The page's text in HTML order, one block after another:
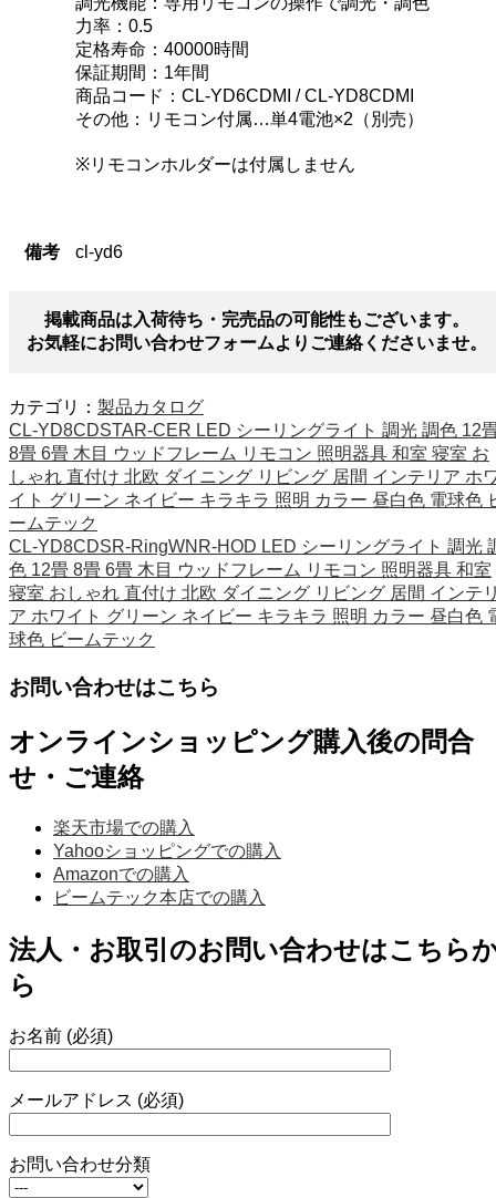
力率：0.5
定格寿命：40000時間
保証期間：1年間
商品コード：CL-YD6CDMI / CL-YD8CDMI
その他：リモコン付属…単4電池×2（別売）
※リモコンホルダーは付属しません
備考 cl-yd6
掲載商品は入荷待ち・完売品の可能性もございます。
お気軽にお問い合わせフォームよりご連絡くださいませ。
カテゴリ： 製品カタログ
CL-YD8CDSTAR-CER LED シーリングライト 調光 調色 12
8畳 6畳 木目 ウッドフレーム リモコン 照明器具 和室 寝室 お
しゃれ 直付け 北欧 ダイニング リビング 居間 インテリア ホ
イト グリーン ネイビー キラキラ 照明 カラー 昼白色 電球色
ームテック
CL-YD8CDSR-RingWNR-HOD LED シーリングライト 調光
色 12畳 8畳 6畳 木目 ウッドフレーム リモコン 照明器具 和室
寝室 おしゃれ 直付け 北欧 ダイニング リビング 居間 インテ
ア ホワイト グリーン ネイビー キラキラ 照明 カラー 昼白色
球色 ビームテック
お問い合わせはこちら
オンラインショッピング購入後の問合
せ・ご連絡
楽天市場での購入
Yahooショッピングでの購入
Amazonでの購入
ビームテック本店での購入
法人・お取引のお問い合わせはこちら
ら
お名前 (必須)
メールアドレス (必須)
お問い合わせ分類